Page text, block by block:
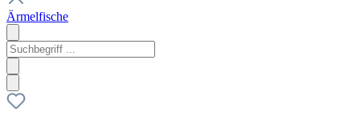
Ärmelfische